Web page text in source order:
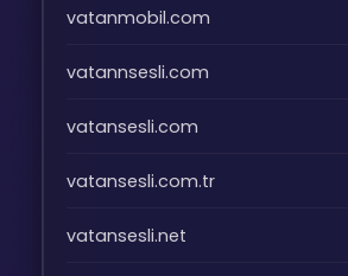
vatanmobil.com
vatannsesli.com
vatansesli.com
vatansesli.com.tr
vatansesli.net